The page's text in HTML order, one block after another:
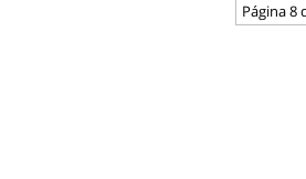
Página 8